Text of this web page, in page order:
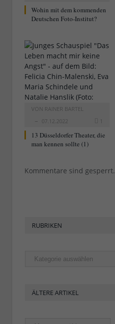
Wohin mit dem kommenden
Deutschen Foto-Institut?
VON RAINER BARTEL
07.12.2022
1
13 Düsseldorfer Theater, die
man kennen sollte (1)
Kommentare sind gesperrt.
RUBRIKEN
Rubriken
ÄLTERE ARTIKEL
Ältere